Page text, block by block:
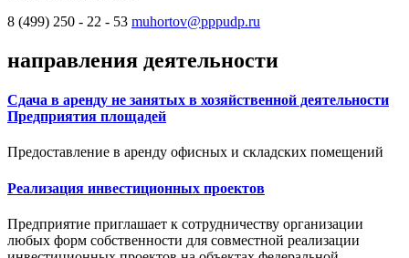
8 (499) 250 - 22 - 53 muhortov@pppudp.ru
направления деятельности
Сдача в аренду не занятых в хозяйственной деятельности
Предприятия площадей
Предоставление в аренду офисных и складских помещений
Реализация инвестиционных проектов
Предприятие приглашает к сотрудничеству организации
любых форм собственности для совместной реализации